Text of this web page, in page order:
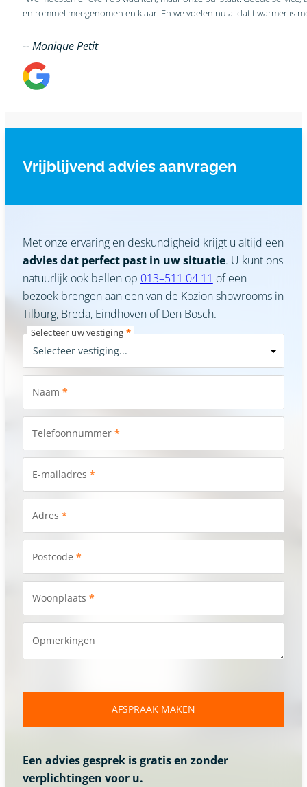
-- Monique Petit
Vrijblijvend advies aanvragen
Met onze ervaring en deskundigheid krijgt u altijd een
advies dat perfect past in uw situatie. U kunt ons
natuurlijk ook bellen op 013–511 04 11 of een
bezoek brengen aan een van de Kozion showrooms in
Tilburg, Breda, Eindhoven of Den Bosch.
Selecteer uw vestiging *
Naam *
Telefoonnummer *
E-mailadres *
Adres *
Postcode *
Woonplaats *
Opmerkingen
AFSPRAAK MAKEN
Een advies gesprek is gratis en zonder
verplichtingen voor u.